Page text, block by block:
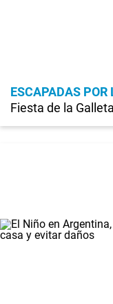
ESCAPADAS
Fiesta de la